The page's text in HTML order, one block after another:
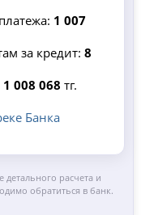
1 007
за кредит: 8
1 008 068 тг.
Банка
детального расчета и
обратиться в банк.